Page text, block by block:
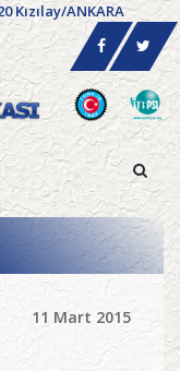
Kızılay/ANKARA
11 Mart 2015